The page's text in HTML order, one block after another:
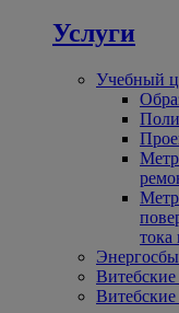
Услуги
Учебный
тока
Витебские
Витебские